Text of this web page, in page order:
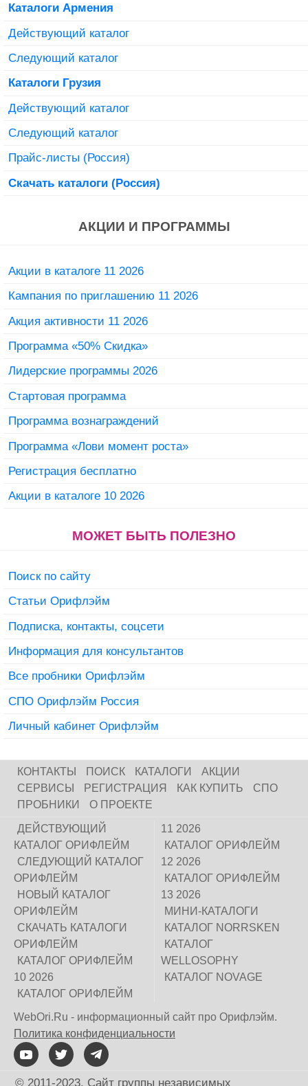
Каталоги Армения
Действующий каталог
Следующий каталог
Каталоги Грузия
Действующий каталог
Следующий каталог
Прайс-листы (Россия)
Скачать каталоги (Россия)
АКЦИИ И ПРОГРАММЫ
Акции в каталоге 11 2026
Кампания по приглашению 11 2026
Акция активности 11 2026
Программа «50% Скидка»
Лидерские программы 2026
Стартовая программа
Программа вознаграждений
Программа «Лови момент роста»
Регистрация бесплатно
Акции в каталоге 10 2026
МОЖЕТ БЫТЬ ПОЛЕЗНО
Поиск по сайту
Статьи Орифлэйм
Подписка, контакты, соцсети
Информация для консультантов
Все пробники Орифлэйм
СПО Орифлэйм Россия
Личный кабинет Орифлэйм
КОНТАКТЫ ПОИСК КАТАЛОГИ
АКЦИИ
СЕРВИСЫ
РЕГИСТРАЦИЯ КАК КУПИТЬ
СПО
ПРОБНИКИ
О ПРОЕКТЕ
ДЕЙСТВУЮЩИЙ
КАТАЛОГ ОРИФЛЕЙМ
СЛЕДУЮЩИЙ КАТАЛОГ
ОРИФЛЕЙМ
НОВЫЙ КАТАЛОГ
ОРИФЛЕЙМ
СКАЧАТЬ КАТАЛОГИ
ОРИФЛЕЙМ
КАТАЛОГ ОРИФЛЕЙМ
10 2026
КАТАЛОГ ОРИФЛЕЙМ
11 2026
КАТАЛОГ ОРИФЛЕЙМ
12 2026
КАТАЛОГ ОРИФЛЕЙМ
13 2026
МИНИ-КАТАЛОГИ
КАТАЛОГ NORRSKEN
КАТАЛОГ
WELLOSOPHY
КАТАЛОГ NOVAGE
WebOri.Ru - информационный сайт про Орифлэйм.
Политика конфиденциальности
© 2011-2023. Сайт группы независимых